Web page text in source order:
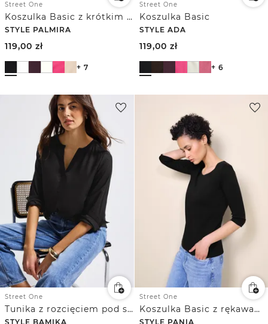
Street One
Koszulka Basic z krótkim rękawem
STYLE PALMIRA
119,00 zł
+ 7
Street One
Koszulka Basic
STYLE ADA
119,00 zł
+ 6
Street One
Tunika z rozcięciem pod szyją
STYLE BAMIKA
Street One
Koszulka Basic z rękawami 3/4
STYLE PANIA